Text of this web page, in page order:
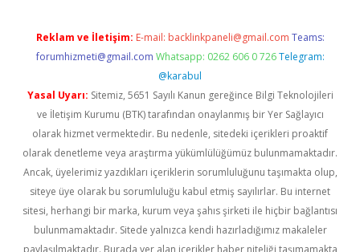
Reklam ve İletişim: E-mail: backlinkpaneli@gmail.com Teams:
forumhizmeti@gmail.com Whatsapp: 0262 606 0 726 Telegram:
@karabul
Yasal Uyarı: Sitemiz, 5651 Sayılı Kanun gereğince Bilgi Teknolojileri
ve İletişim Kurumu (BTK) tarafından onaylanmış bir Yer Sağlayıcı
olarak hizmet vermektedir. Bu nedenle, sitedeki içerikleri proaktif
olarak denetleme veya araştırma yükümlülüğümüz bulunmamaktadır.
Ancak, üyelerimiz yazdıkları içeriklerin sorumluluğunu taşımakta olup,
siteye üye olarak bu sorumluluğu kabul etmiş sayılırlar. Bu internet
sitesi, herhangi bir marka, kurum veya şahıs şirketi ile hiçbir bağlantısı
bulunmamaktadır. Sitede yalnızca kendi hazırladığımız makaleler
paylaşılmaktadır. Burada yer alan içerikler haber niteliği taşımamakta